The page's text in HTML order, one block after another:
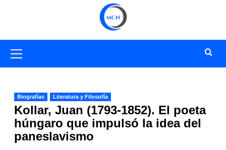
primario
Biografías Literatura y Filosofía
Kollar, Juan (1793-1852). El poeta
húngaro que impulsó la idea del
paneslavismo